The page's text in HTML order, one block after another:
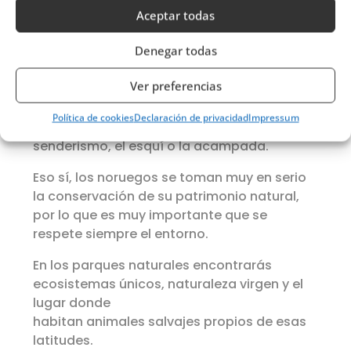
Aceptar todas
Denegar todas
Ver preferencias
Política de cookiesDeclaración de privacidadImpressum
Parques Nacionales
En Noruega hay 44 parques nacionales,
incluyendo los 7 que hay en las islas
Svalbard. Se puede acceder a ellos
libremente, por lo que podrás visitarlos sin
más o realizar alguna actividad como el
senderismo, el esquí o la acampada.
Eso sí, los noruegos se toman muy en serio
la conservación de su patrimonio natural,
por lo que es muy importante que se
respete siempre el entorno.
En los parques naturales encontrarás
ecosistemas únicos, naturaleza virgen y el
lugar donde
habitan animales salvajes propios de esas
latitudes.